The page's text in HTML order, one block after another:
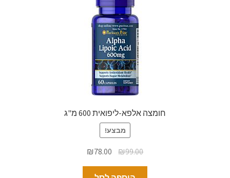
חומצה אלפא-ליפואית 600 מ"ג
מבצע!
₪99.00
₪78.00